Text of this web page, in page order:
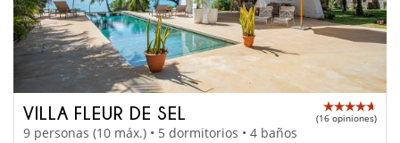
VILLA FLEUR DE SEL (16 opiniones)
9 personas (10 máx.) • 5 dormitorios • 4 baños